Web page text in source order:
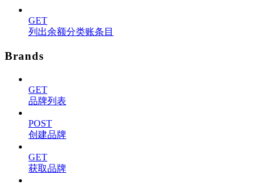
GET
列出余额分类账条目
Brands
GET
品牌列表
POST
创建品牌
GET
获取品牌